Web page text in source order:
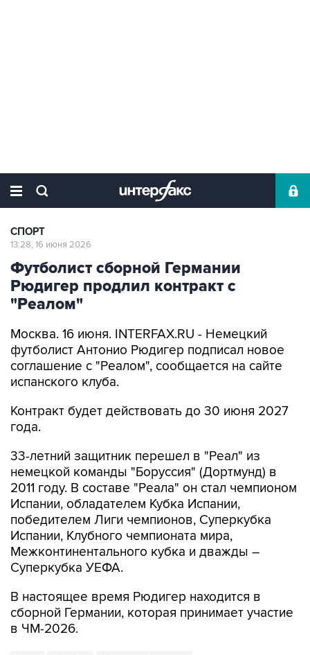
СПОРТ
13:28, 16 июня 2026
Футболист сборной Германии
Рюдигер продлил контракт с
"Реалом"
Москва. 16 июня. INTERFAX.RU - Немецкий
футболист Антонио Рюдигер подписал новое
соглашение с "Реалом", сообщается на сайте
испанского клуба.
Контракт будет действовать до 30 июня 2027
года.
33-летний защитник перешел в "Реал" из
немецкой команды "Боруссия" (Дортмунд) в
2011 году. В составе "Реала" он стал чемпионом
Испании, обладателем Кубка Испании,
победителем Лиги чемпионов, Суперкубка
Испании, Клубного чемпионата мира,
Межконтинентального кубка и дважды –
Суперкубка УЕФА.
В настоящее время Рюдигер находится в
сборной Германии, которая принимает участие
в ЧМ-2026.